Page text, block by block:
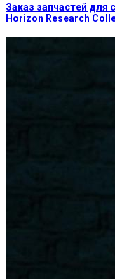
Заказ запчастей для
Horizon Research